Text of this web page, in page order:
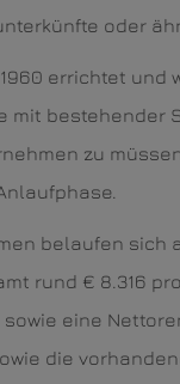
oder
errichtet
mit bestehender
zu
belaufen sich
rund € 8.316
eine
die